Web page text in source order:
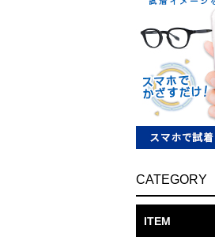
CATEGORY
ITEM